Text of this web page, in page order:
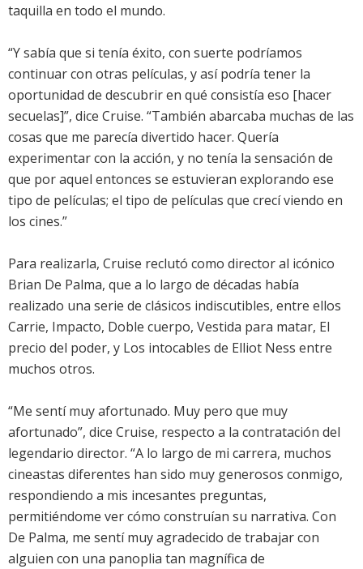
taquilla en todo el mundo.
“Y sabía que si tenía éxito, con suerte podríamos
continuar con otras películas, y así podría tener la
oportunidad de descubrir en qué consistía eso [hacer
secuelas]”, dice Cruise. “También abarcaba muchas de las
cosas que me parecía divertido hacer. Quería
experimentar con la acción, y no tenía la sensación de
que por aquel entonces se estuvieran explorando ese
tipo de películas; el tipo de películas que crecí viendo en
los cines.”
Para realizarla, Cruise reclutó como director al icónico
Brian De Palma, que a lo largo de décadas había
realizado una serie de clásicos indiscutibles, entre ellos
Carrie, Impacto, Doble cuerpo, Vestida para matar, El
precio del poder, y Los intocables de Elliot Ness entre
muchos otros.
“Me sentí muy afortunado. Muy pero que muy
afortunado”, dice Cruise, respecto a la contratación del
legendario director. “A lo largo de mi carrera, muchos
cineastas diferentes han sido muy generosos conmigo,
respondiendo a mis incesantes preguntas,
permitiéndome ver cómo construían su narrativa. Con
De Palma, me sentí muy agradecido de trabajar con
alguien con una panoplia tan magnífica de